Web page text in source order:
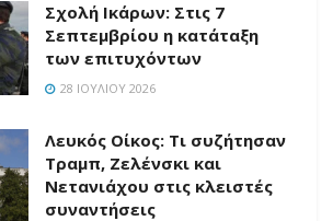
Σχολή Ικάρων: Στις 7
Σεπτεμβρίου η κατάταξη
των επιτυχόντων
28 ΙΟΥΛΊΟΥ 2026
Λευκός Οίκος: Τι συζήτησαν
Τραμπ, Ζελένσκι και
Νετανιάχου στις κλειστές
συναντήσεις